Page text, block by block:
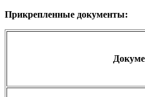
Прикрепленные документы: